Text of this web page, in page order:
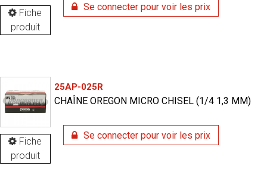
Fiche
produit
Se connecter pour voir les prix
Fiche
produit
25AP-025R
CHAÎNE OREGON MICRO CHISEL (1/4 1,3 MM)
Se connecter pour voir les prix